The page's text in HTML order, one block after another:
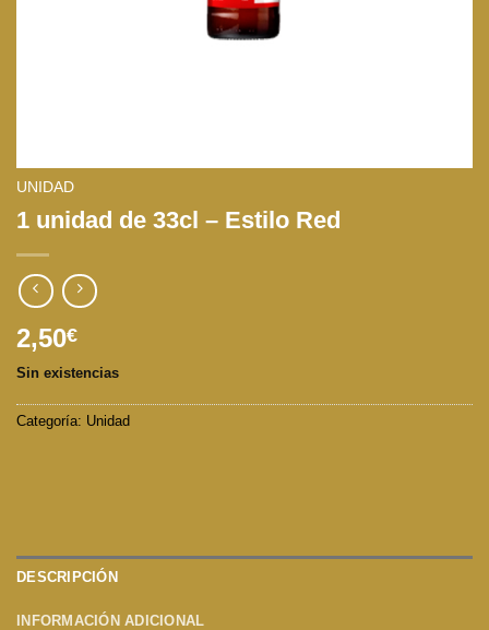
UNIDAD
1 unidad de 33cl – Estilo Red
2,50€
Sin existencias
Categoría: Unidad
DESCRIPCIÓN
INFORMACIÓN ADICIONAL